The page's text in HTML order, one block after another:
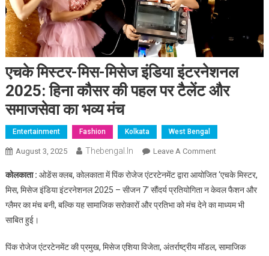
एचके मिस्टर-मिस-मिसेज इंडिया इंटरनेशनल
2025: हिना कौसर की पहल पर टैलेंट और
समाजसेवा का भव्य मंच
Entertainment Fashion Kolkata West Bengal
August 3, 2025 Thebengal.in Leave A CommentOn
मिस्टर-
मिस-
मिसेज
2025:
कोलकाता : ओडेंस क्लब, कोलकाता में पिंक रोजेज एंटरटेनमेंट द्वारा आयोजित ‘एचके मिस्टर,
मिस, मिसेज इंडिया इंटरनेशनल 2025 – सीजन 7’ सौंदर्य प्रतियोगिता न केवल फैशन और
ग्लैमर का मंच बनी, बल्कि यह सामाजिक सरोकारों और प्रतिभा को मंच देने का माध्यम भी
साबित हुई।
पिंक रोजेज एंटरटेनमेंट की प्रमुख, मिसेज एशिया विजेता, अंतर्राष्ट्रीय मॉडल, सामाजिक